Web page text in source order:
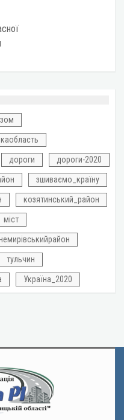
дороги дороги-2020
зшиваємо_країну
козятинський_район
міст
тульчин
Україна_2020